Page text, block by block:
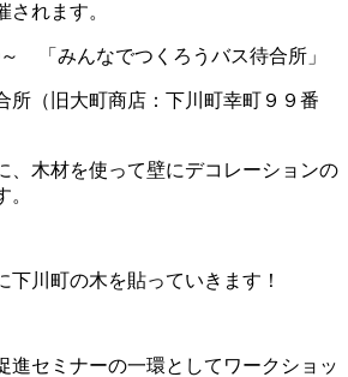
されます。
「みんなでつくろうバス待合所」
所（旧大町商店：下川町幸町９９番
、木材を使って壁にデコレーションの
下川町の木を貼っていきます！
進セミナーの一環としてワークショッ